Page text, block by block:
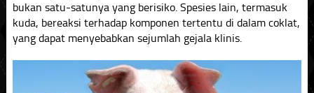
bukan satu-satunya yang berisiko. Spesies lain, termasuk
kuda, bereaksi terhadap komponen tertentu di dalam coklat,
yang dapat menyebabkan sejumlah gejala klinis.